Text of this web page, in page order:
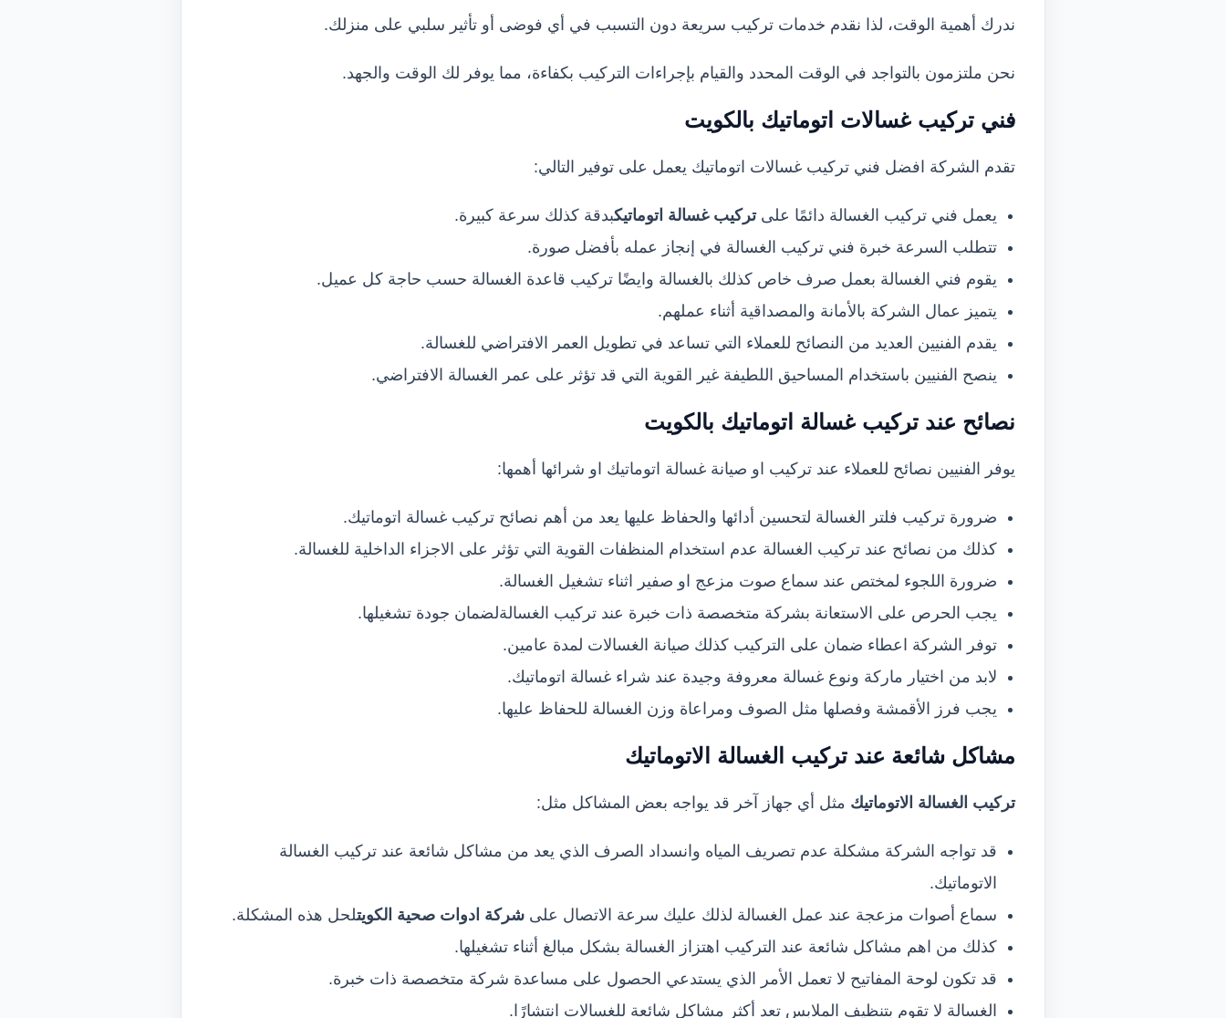
ندرك أهمية الوقت، لذا نقدم خدمات تركيب سريعة دون التسبب في أي فوضى أو تأثير سلبي على منزلك.
نحن ملتزمون بالتواجد في الوقت المحدد والقيام بإجراءات التركيب بكفاءة، مما يوفر لك الوقت والجهد.
فني تركيب غسالات اتوماتيك بالكويت
تقدم الشركة افضل فني تركيب غسالات اتوماتيك يعمل على توفير التالي:
يعمل فني تركيب الغسالة دائمًا علىتركيب غسالة اتوماتيكبدقة كذلك سرعة كبيرة.
تتطلب السرعة خبرة فني تركيب الغسالة في إنجاز عمله بأفضل صورة.
يقوم فني الغسالة بعمل صرف خاص كذلك بالغسالة وايضًا تركيب قاعدة الغسالة حسب حاجة كل عميل.
يتميز عمال الشركة بالأمانة والمصداقية أثناء عملهم.
يقدم الفنيين العديد من النصائح للعملاء التي تساعد في تطويل العمر الافتراضي للغسالة.
ينصح الفنيين باستخدام المساحيق اللطيفة غير القوية التي قد تؤثر على عمر الغسالة الافتراضي.
نصائح عند تركيب غسالة اتوماتيك بالكويت
يوفر الفنيين نصائح للعملاء عند تركيب او صيانة غسالة اتوماتيك او شرائها أهمها:
ضرورة تركيب فلتر الغسالة لتحسين أدائها والحفاظ عليها يعد من أهم نصائح تركيب غسالة اتوماتيك.
كذلك من نصائح عند تركيب الغسالة عدم استخدام المنظفات القوية التي تؤثر على الاجزاء الداخلية للغسالة.
ضرورة اللجوء لمختص عند سماع صوت مزعج او صفير اثناء تشغيل الغسالة.
يجب الحرص على الاستعانة بشركة متخصصة ذات خبرة عند تركيب الغسالةلضمان جودة تشغيلها.
توفر الشركة اعطاء ضمان على التركيب كذلك صيانة الغسالات لمدة عامين.
لابد من اختيار ماركة ونوع غسالة معروفة وجيدة عند شراء غسالة اتوماتيك.
يجب فرز الأقمشة وفصلها مثل الصوف ومراعاة وزن الغسالة للحفاظ عليها.
مشاكل شائعة عند تركيب الغسالة الاتوماتيك
تركيب الغسالة الاتوماتيك مثل أي جهاز آخر قد يواجه بعض المشاكل مثل:
قد تواجه الشركة مشكلة عدم تصريف المياه وانسداد الصرف الذي يعد من مشاكل شائعة عند تركيب الغسالة
الاتوماتيك.
سماع أصوات مزعجة عند عمل الغسالة لذلك عليك سرعة الاتصال على شركة ادوات صحية الكويتلحل هذه المشكلة.
كذلك من اهم مشاكل شائعة عند التركيب اهتزاز الغسالة بشكل مبالغ أثناء تشغيلها.
قد تكون لوحة المفاتيح لا تعمل الأمر الذي يستدعي الحصول على مساعدة شركة متخصصة ذات خبرة.
الغسالة لا تقوم بتنظيف الملابس تعد أكثر مشاكل شائعة للغسالات انتشارًا.